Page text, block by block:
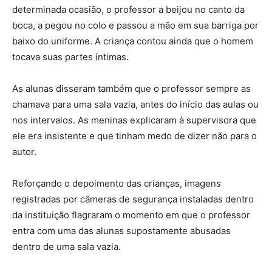
determinada ocasião, o professor a beijou no canto da
boca, a pegou no colo e passou a mão em sua barriga por
baixo do uniforme. A criança contou ainda que o homem
tocava suas partes íntimas.
As alunas disseram também que o professor sempre as
chamava para uma sala vazia, antes do início das aulas ou
nos intervalos. As meninas explicaram à supervisora que
ele era insistente e que tinham medo de dizer não para o
autor.
Reforçando o depoimento das crianças, imagens
registradas por câmeras de segurança instaladas dentro
da instituição flagraram o momento em que o professor
entra com uma das alunas supostamente abusadas
dentro de uma sala vazia.